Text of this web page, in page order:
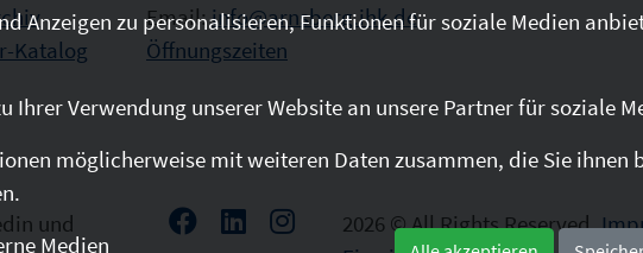
Katalog
Email:info@arnsberg.ihk.de
Öffnungszeiten
und
2026 © All Rights Reserved.
Anzeigen zu personalisieren, Funktionen für soziale Medien
Verwendung unserer Website an unsere Partner für soziale
möglicherweise mit weiteren Daten zusammen, die Sie
Medien